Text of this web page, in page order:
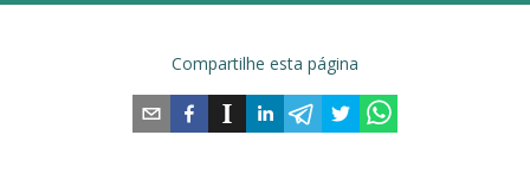
Compartilhe esta página